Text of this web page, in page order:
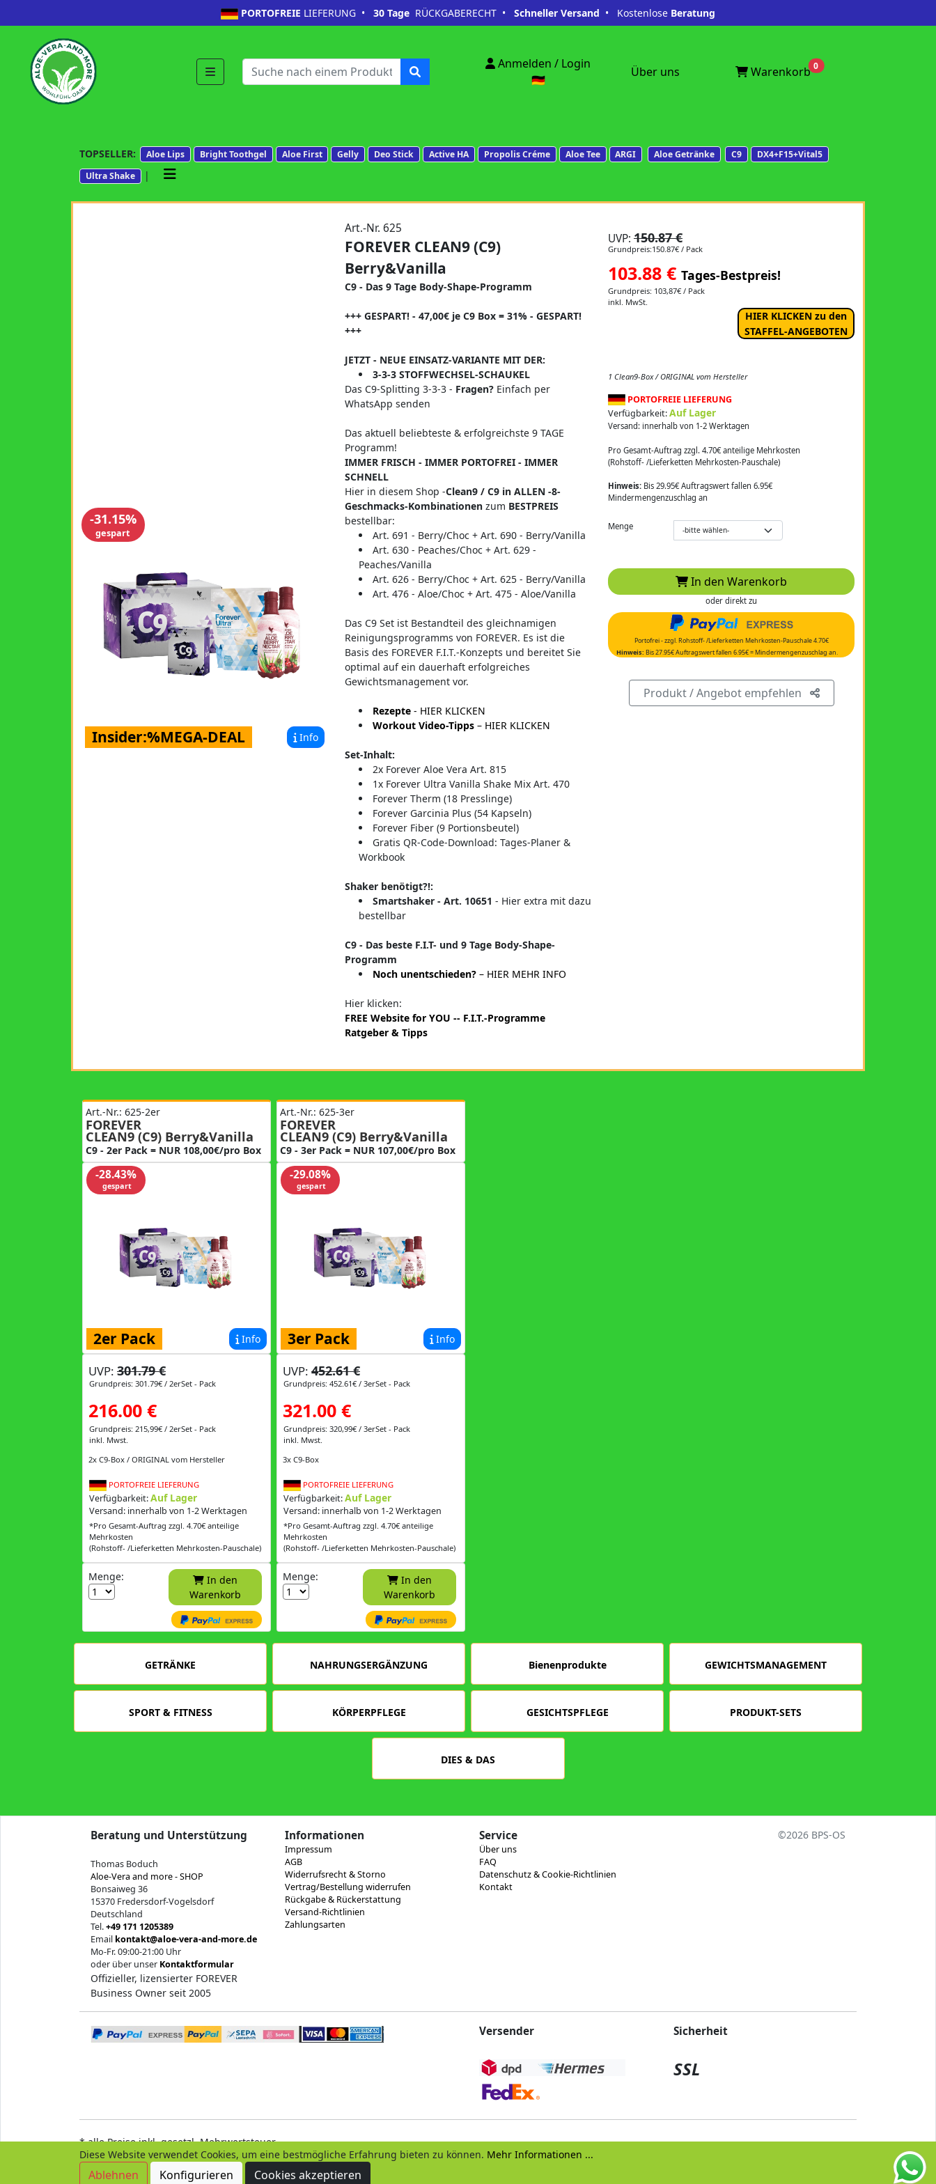
PORTOFREIE LIEFERUNG • 30 Tage RÜCKGABERECHT • Schneller Versand • Kostenlose Beratung
Anmelden / Login
🇩🇪
Über uns Warenkorb0
TOPSELLER: Aloe Lips Bright Toothgel Aloe First Gelly Deo Stick Active HA Propolis Créme Aloe Tee ARGI Aloe Getränke C9
DX4+F15+Vital5
Ultra Shake
|
-31.15%
gespart
Info
Insider:%MEGA-DEAL
Art.-Nr. 625
FOREVER CLEAN9 (C9)
Berry&Vanilla
C9 - Das 9 Tage Body-Shape-Programm
+++ GESPART! - 47,00€ je C9 Box = 31% - GESPART!
+++
JETZT - NEUE EINSATZ-VARIANTE MIT DER:
3-3-3 STOFFWECHSEL-SCHAUKEL
Das C9-Splitting 3-3-3 - Fragen? Einfach per
WhatsApp senden
Das aktuell beliebteste & erfolgreichste 9 TAGE
Programm!
IMMER FRISCH - IMMER PORTOFREI - IMMER
SCHNELL
Hier in diesem Shop -Clean9 / C9 in ALLEN -8-
Geschmacks-Kombinationen zum BESTPREIS
bestellbar:
Art. 691 - Berry/Choc + Art. 690 - Berry/Vanilla
Art. 630 - Peaches/Choc + Art. 629 -
Peaches/Vanilla
Art. 626 - Berry/Choc + Art. 625 - Berry/Vanilla
Art. 476 - Aloe/Choc + Art. 475 - Aloe/Vanilla
Das C9 Set ist Bestandteil des gleichnamigen
Reinigungsprogramms von FOREVER. Es ist die
Basis des FOREVER F.I.T.-Konzepts und bereitet Sie
optimal auf ein dauerhaft erfolgreiches
Gewichtsmanagement vor.
Rezepte - HIER KLICKEN
Workout Video-Tipps – HIER KLICKEN
Set-Inhalt:
2x Forever Aloe Vera Art. 815
1x Forever Ultra Vanilla Shake Mix Art. 470
Forever Therm (18 Presslinge)
Forever Garcinia Plus (54 Kapseln)
Forever Fiber (9 Portionsbeutel)
Gratis QR-Code-Download: Tages-Planer &
Workbook
Shaker benötigt?!:
Smartshaker - Art. 10651 - Hier extra mit dazu
bestellbar
C9 - Das beste F.I.T- und 9 Tage Body-Shape-
Programm
Noch unentschieden? – HIER MEHR INFO
Hier klicken:
FREE Website for YOU -- F.I.T.-Programme
Ratgeber & Tipps
UVP: 150.87 €
Grundpreis:150.87€ / Pack
103.88 € Tages-Bestpreis!
Grundpreis: 103,87€ / Pack
inkl. MwSt.
HIER KLICKEN zu den
STAFFEL-ANGEBOTEN
1 Clean9-Box / ORIGINAL vom Hersteller
PORTOFREIE LIEFERUNG
Verfügbarkeit:Auf Lager
Versand: innerhalb von 1-2 Werktagen
Pro Gesamt-Auftrag zzgl. 4.70€ anteilige Mehrkosten
(Rohstoff- /Lieferketten Mehrkosten-Pauschale)
Hinweis: Bis 29.95€ Auftragswert fallen 6.95€
Mindermengenzuschlag an
Menge
In den Warenkorb
oder direkt zu
Portofrei - zzgl. Rohstoff- /Lieferketten Mehrkosten-Pauschale 4.70€
Hinweis: Bis 27.95€ Auftragswert fallen 6.95€ = Mindermengenzuschlag an.
Produkt / Angebot empfehlen
Art.-Nr.: 625-2er
FOREVER
CLEAN9 (C9) Berry&Vanilla
C9 - 2er Pack = NUR 108,00€/pro Box
-28.43%
gespart
Info
2er Pack
UVP: 301.79 €
Grundpreis: 301.79€ / 2erSet - Pack
216.00 €
Grundpreis: 215,99€ / 2erSet - Pack
inkl. Mwst.
2x C9-Box / ORIGINAL vom Hersteller
PORTOFREIE LIEFERUNG
Verfügbarkeit:Auf Lager
Versand: innerhalb von 1-2 Werktagen
*Pro Gesamt-Auftrag zzgl. 4.70€ anteilige
Mehrkosten
(Rohstoff- /Lieferketten Mehrkosten-Pauschale)
Menge:
In den
Warenkorb
Art.-Nr.: 625-3er
FOREVER
CLEAN9 (C9) Berry&Vanilla
C9 - 3er Pack = NUR 107,00€/pro Box
-29.08%
gespart
Info
3er Pack
UVP: 452.61 €
Grundpreis: 452.61€ / 3erSet - Pack
321.00 €
Grundpreis: 320,99€ / 3erSet - Pack
inkl. Mwst.
3x C9-Box
PORTOFREIE LIEFERUNG
Verfügbarkeit:Auf Lager
Versand: innerhalb von 1-2 Werktagen
*Pro Gesamt-Auftrag zzgl. 4.70€ anteilige
Mehrkosten
(Rohstoff- /Lieferketten Mehrkosten-Pauschale)
Menge:
In den
Warenkorb
GETRÄNKE NAHRUNGSERGÄNZUNG Bienenprodukte GEWICHTSMANAGEMENT
SPORT & FITNESS KÖRPERPFLEGE GESICHTSPFLEGE PRODUKT-SETS
DIES & DAS
Diese Website verwendet Cookies, um eine bestmögliche Erfahrung bieten zu können. Mehr Informationen ...
Ablehnen Konfigurieren Cookies akzeptieren
Beratung und Unterstützung
Thomas Boduch
Aloe-Vera and more - SHOP
Bonsaiweg 36
15370 Fredersdorf-Vogelsdorf
Deutschland
Tel.+49 171 1205389
Email kontakt@aloe-vera-and-more.de
Mo-Fr. 09:00-21:00 Uhr
oder über unser Kontaktformular
Offizieller, lizensierter FOREVER
Business Owner seit 2005
Informationen
Impressum
AGB
Widerrufsrecht & Storno
Vertrag/Bestellung widerrufen
Rückgabe & Rückerstattung
Versand-Richtlinien
Zahlungsarten
Service
Über uns
FAQ
Datenschutz & Cookie-Richtlinien
Kontakt
©2026 BPS-OS
Versender Sicherheit
SSL
* alle Preise inkl. gesetzl. Mehrwertsteuer